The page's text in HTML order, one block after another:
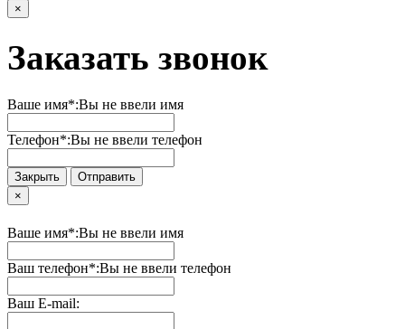
×
Заказать звонок
Ваше имя*:Вы не ввели имя
Телефон*:Вы не ввели телефон
Закрыть
Отправить
×
Ваше имя*:Вы не ввели имя
Ваш телефон*:Вы не ввели телефон
Ваш E-mail: